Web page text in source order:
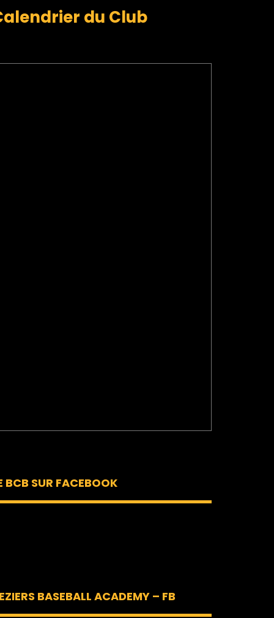
du Club
BCB SUR FACEBOOK
BASEBALL ACADEMY – FB